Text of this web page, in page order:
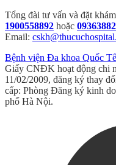
Tổng đài tư vấn và đặt
1900558892 hoặc
Email:
Bệnh viện Đa khoa Quốc
Giấy CNĐK hoạt động chi
11/02/2009, đăng ký thay
cấp: Phòng Đăng ký kinh
phố Hà Nội.